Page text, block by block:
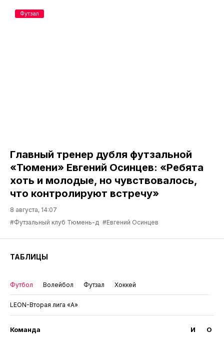
Главный тренер дубля футзальной
«Тюмени» Евгений Осинцев: «Ребята
хоть и молодые, но чувствовалось,
что контролируют встречу»
8 августа, 14:07
#Футзальный клуб Тюмень-д #Евгений Осинцев
Футзал
ТАБЛИЦЫ
Футбол Волейбол Футзал Хоккей
LEON-Вторая лига «А»
Команда И О